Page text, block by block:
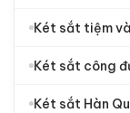
Két sắt tiệm
Két sắt công
Két sắt Hàn